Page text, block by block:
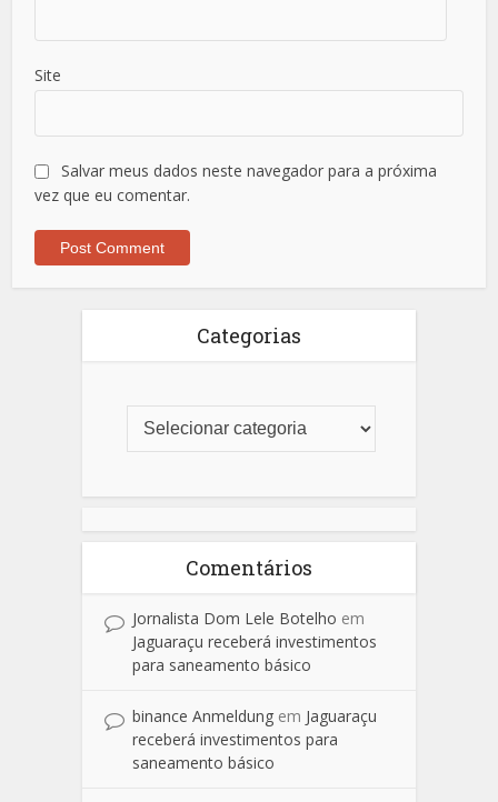
Site
Salvar meus dados neste navegador para a próxima
vez que eu comentar.
Categorias
Comentários
Jornalista Dom Lele Botelho em
Jaguaraçu receberá investimentos
para saneamento básico
binance Anmeldung em Jaguaraçu
receberá investimentos para
saneamento básico